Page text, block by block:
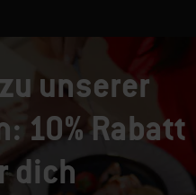
unserer
10% Rabatt
dich